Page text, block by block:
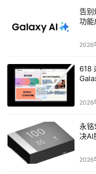
告
功能
2026
618
2026
永
决
2026